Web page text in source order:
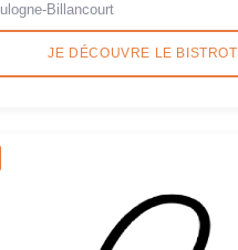
Billancourt
JE DÉCOUVRE LE BISTROT